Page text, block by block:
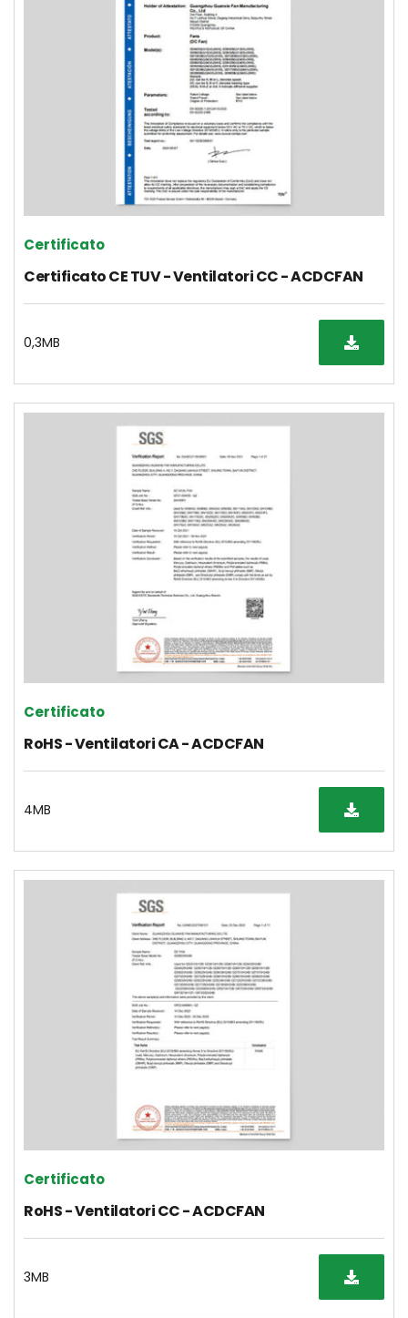
Certificato
Certificato CE TUV - Ventilatori CC - ACDCFAN
0,3MB
Certificato
RoHS - Ventilatori CA - ACDCFAN
4MB
Certificato
RoHS - Ventilatori CC - ACDCFAN
3MB